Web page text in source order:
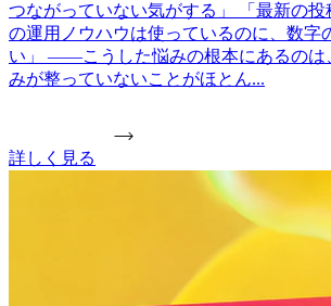
つながっていない気がする」 「最新の
の運用ノウハウは使っているのに、数字
い」 ——こうした悩みの根本にあるのは
みが整っていないことがほとん...
詳しく見る